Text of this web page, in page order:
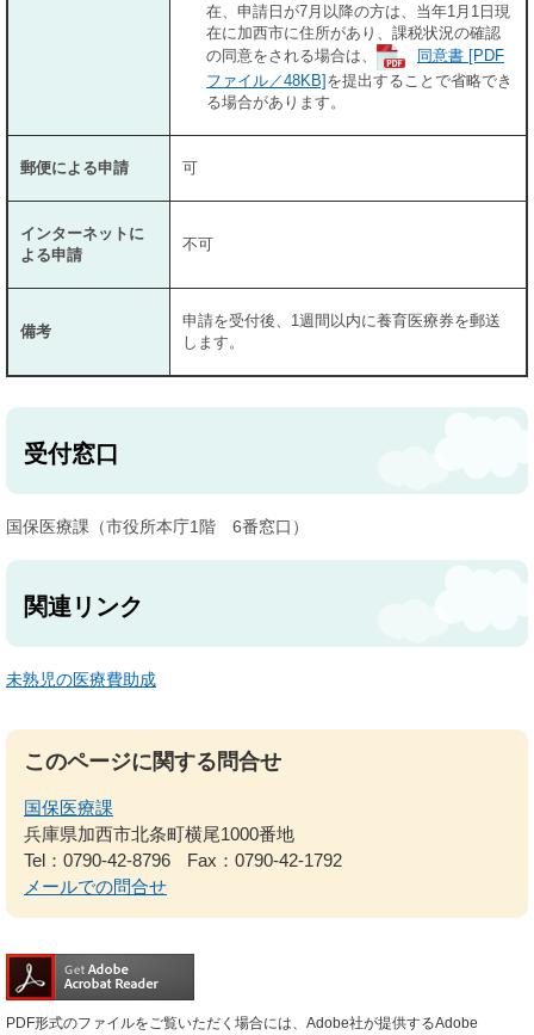
在、申請日が7月以降の方は、当年1月1日現
在に加西市に住所があり、課税状況の確認
の同意をされる場合は、
同意書 [PDF
ファイル／48KB] を提出することで省略でき
る場合があります。
郵便による申請 可
インターネットに
よる申請
不可
備考
申請を受付後、1週間以内に養育医療券を郵送
します。
受付窓口
国保医療課（市役所本庁1階 6番窓口）
関連リンク
未熟児の医療費助成
このページに関する問合せ
国保医療課
兵庫県加西市北条町横尾1000番地
Tel：0790-42-8796
Fax：0790-42-1792
メールでの問合せ
PDF形式のファイルをご覧いただく場合には、Adobe社が提供するAdobe